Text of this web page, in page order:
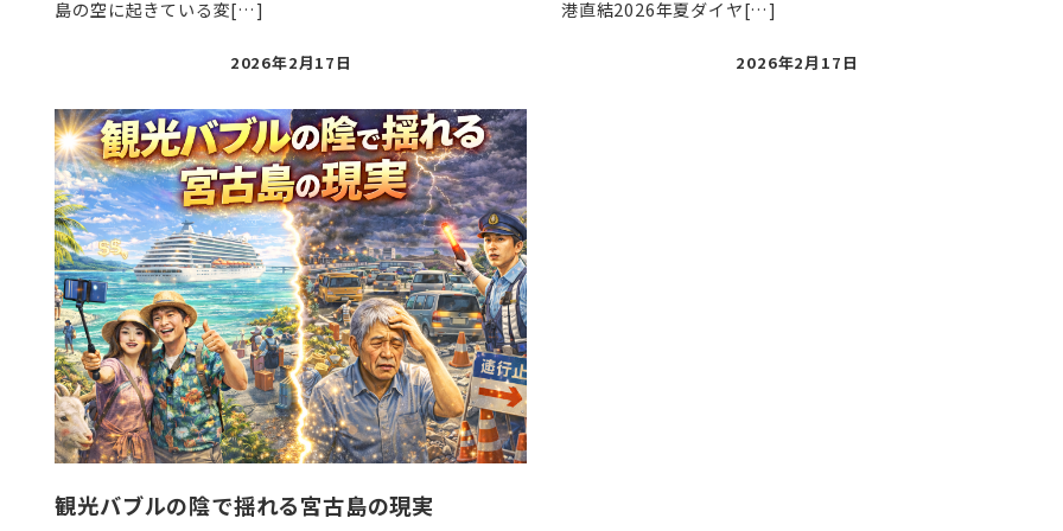
島の空に起きている変[…]
投
日
2026年2月17日
港直結2026年夏ダイヤ[…]
投
2026年2月17日
観光バブルの陰で揺れる宮古島の現実